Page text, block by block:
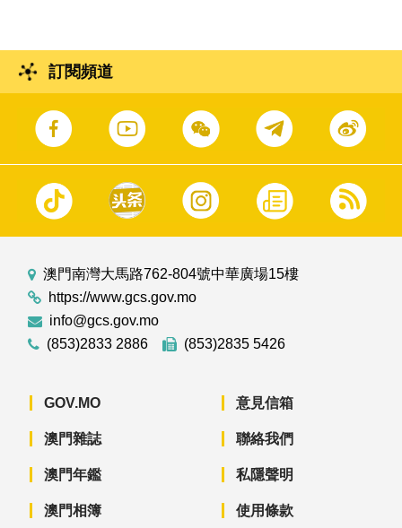
訂閱頻道
澳門南灣大馬路762-804號中華廣場15樓
https://www.gcs.gov.mo
info@gcs.gov.mo
(853)2833 2886
(853)2835 5426
GOV.MO
澳門雜誌
澳門年鑑
澳門相簿
意見信箱
聯絡我們
私隱聲明
使用條款